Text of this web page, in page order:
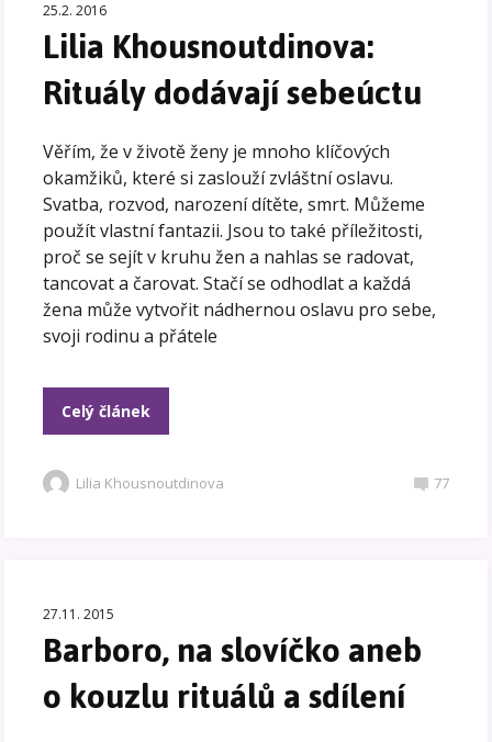
25.2. 2016
Lilia Khousnoutdinova:
Rituály dodávají sebeúctu
Věřím, že v životě ženy je mnoho klíčových
okamžiků, které si zaslouží zvláštní oslavu.
Svatba, rozvod, narození dítěte, smrt. Můžeme
použít vlastní fantazii. Jsou to také příležitosti,
proč se sejít v kruhu žen a nahlas se radovat,
tancovat a čarovat. Stačí se odhodlat a každá
žena může vytvořit nádhernou oslavu pro sebe,
svoji rodinu a přátele
Celý článek
Lilia Khousnoutdinova 77
27.11. 2015
Barboro, na slovíčko aneb
o kouzlu rituálů a sdílení